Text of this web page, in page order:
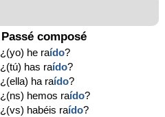
Passé composé
¿(yo) he raído?
¿(tú) has raído?
¿(ella) ha raído?
¿(ns) hemos raído?
¿(vs) habéis raído?